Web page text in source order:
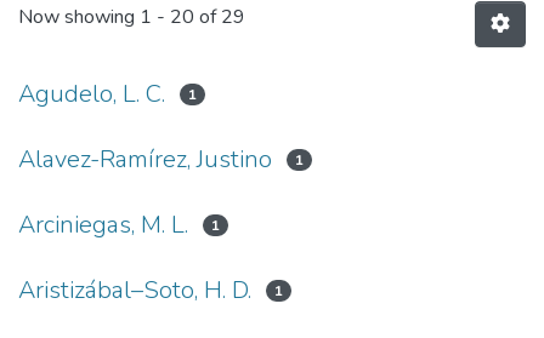
Now showing 1 - 20 of 29
Agudelo, L. C. 1
Alavez-Ramírez, Justino 1
Arciniegas, M. L. 1
Aristizábal–Soto, H. D. 1